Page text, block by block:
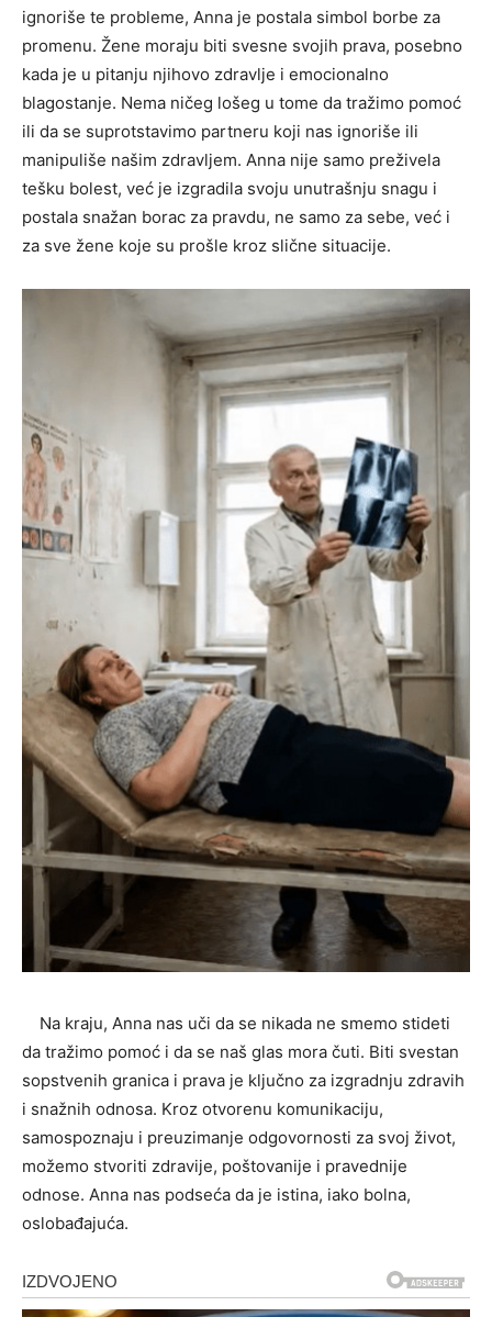
ignoriše te probleme, Anna je postala simbol borbe za
promenu. Žene moraju biti svesne svojih prava, posebno
kada je u pitanju njihovo zdravlje i emocionalno
blagostanje. Nema ničeg lošeg u tome da tražimo pomoć
ili da se suprotstavimo partneru koji nas ignoriše ili
manipuliše našim zdravljem. Anna nije samo preživela
tešku bolest, već je izgradila svoju unutrašnju snagu i
postala snažan borac za pravdu, ne samo za sebe, već i
za sve žene koje su prošle kroz slične situacije.
Na kraju, Anna nas uči da se nikada ne smemo stideti
da tražimo pomoć i da se naš glas mora čuti. Biti svestan
sopstvenih granica i prava je ključno za izgradnju zdravih
i snažnih odnosa. Kroz otvorenu komunikaciju,
samospoznaju i preuzimanje odgovornosti za svoj život,
možemo stvoriti zdravije, poštovanije i pravednije
odnose. Anna nas podseća da je istina, iako bolna,
oslobađajuća.